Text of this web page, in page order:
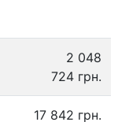
2 048
724 грн.
17 842 грн.